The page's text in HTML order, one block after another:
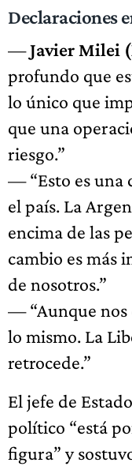
Declaraciones
—Javier Milei
profundo que
lo único que
que una
riesgo.”
— “Esto es una
el país. La
encima de las
cambio es más
de nosotros.”
— “Aunque nos
lo mismo. La
retrocede.”
El jefe de
político “está
figura” y